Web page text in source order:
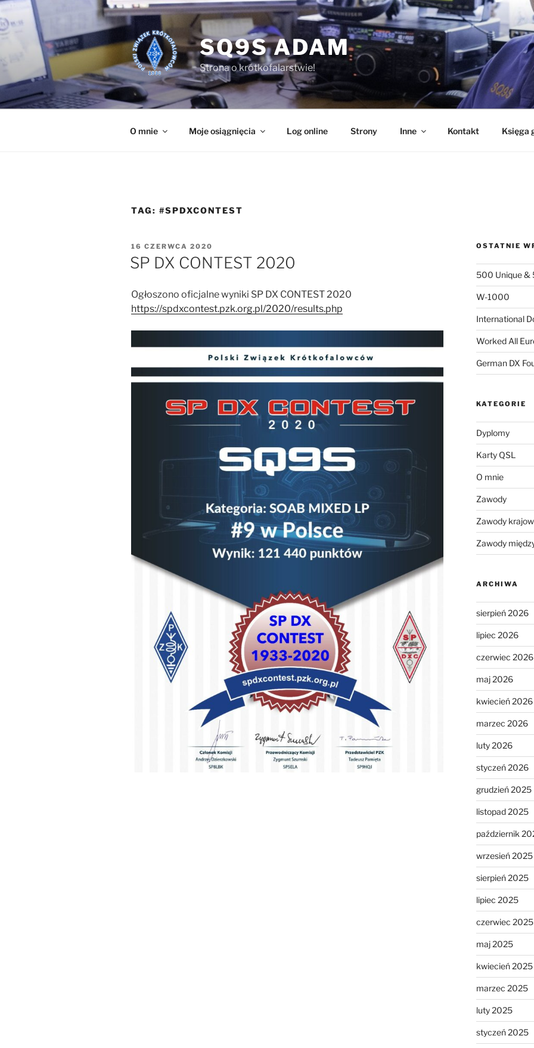
Przejdź
do
treści
SQ9S ADAM
Strona o krótkofalarstwie!
O mnie Moje osiągnięcia Log online Strony Inne Kontakt Księga
TAG: #SPDXCONTEST
OPUBLIKOWANE
W
16 CZERWCA 2020
SP DX CONTEST 2020
Ogłoszono oficjalne wyniki SP DX CONTEST 2020
https://spdxcontest.pzk.org.pl/2020/results.php
OSTATNIE
500 Unique &
W-1000
International
Worked All
German DX
KATEGORIE
Dyplomy
Karty QSL
O mnie
Zawody
Zawody
Zawody
ARCHIWA
sierpień 2026
lipiec 2026
czerwiec 2026
maj 2026
kwiecień 2026
marzec 2026
luty 2026
styczeń 2026
grudzień 2025
listopad 2025
październik
wrzesień 2025
sierpień 2025
lipiec 2025
czerwiec 2025
maj 2025
kwiecień 2025
marzec 2025
luty 2025
styczeń 2025